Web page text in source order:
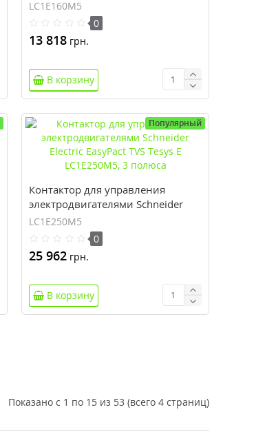
Electric EasyPact TVS Tesys E
LC1E160M5, 3 полюса
LC1E160M5
0
13 818 грн.
В корзину
Популярный
Контактор для управления
электродвигателями Schneider
Electric EasyPact TVS Tesys E
LC1E250M5, 3 полюса
LC1E250M5
0
25 962 грн.
В корзину
Показано с 1 по 15 из 53 (всего 4 страниц)